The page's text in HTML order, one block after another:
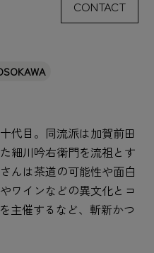
代目。同流派は加賀前田
細川吟右衛門を流祖とす
んは茶道の可能性や面白
ワインなどの異文化とコ
主催するなど、斬新かつ
CONTACT